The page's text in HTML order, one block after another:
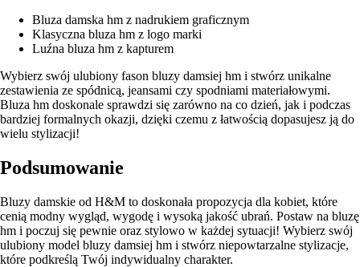
Bluza damska hm z nadrukiem graficznym
Klasyczna bluza hm z logo marki
Luźna bluza hm z kapturem
Wybierz swój ulubiony fason bluzy damsiej hm i stwórz unikalne
zestawienia ze spódnicą, jeansami czy spodniami materiałowymi.
Bluza hm doskonale sprawdzi się zarówno na co dzień, jak i podczas
bardziej formalnych okazji, dzięki czemu z łatwością dopasujesz ją do
wielu stylizacji!
Podsumowanie
Bluzy damskie od H&M to doskonała propozycja dla kobiet, które
cenią modny wygląd, wygodę i wysoką jakość ubrań. Postaw na bluzę
hm i poczuj się pewnie oraz stylowo w każdej sytuacji! Wybierz swój
ulubiony model bluzy damsiej hm i stwórz niepowtarzalne stylizacje,
które podkreślą Twój indywidualny charakter.